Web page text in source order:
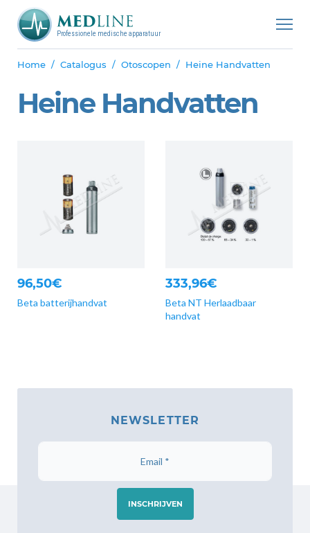
Professionele medische apparatuur
Home Catalogus Otoscopen Heine Handvatten
Heine Handvatten
96,50€
Beta batterijhandvat
333,96€
Beta NT Herlaadbaar
handvat
NEWSLETTER
INSCHRIJVEN